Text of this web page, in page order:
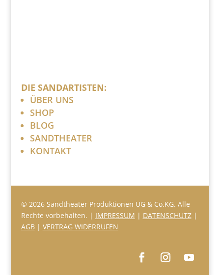
DIE SANDARTISTEN:
ÜBER UNS
SHOP
BLOG
SANDTHEATER
KONTAKT
© 2026 Sandtheater Produktionen UG & Co.KG. Alle
Rechte vorbehalten. | IMPRESSUM | DATENSCHUTZ|
AGB| VERTRAG WIDERRUFEN